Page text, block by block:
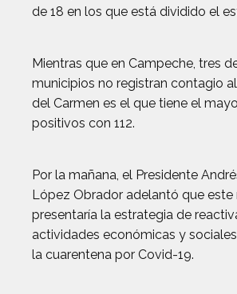
de 18 en los que está dividido el
Mientras que en Campeche, tres
municipios no registran contagio
del Carmen es el que tiene el
positivos con 112.
Por la mañana, el Presidente
López Obrador adelantó que este
presentaría la estrategia de
actividades económicas y
la cuarentena por Covid-19.